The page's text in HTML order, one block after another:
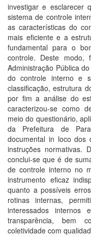
investigar e esclarecer
sistema de controle
as características do
mais eficiente e a
fundamental para o
controle. Deste modo,
Administração Pública
do controle interno e
classificação, estrutura
por fim a análise do
caracterizou-se como
meio do questionário,
da Prefeitura de
documental in loco dos
instruções normativas.
conclui-se que é de
de controle interno no
instrumento eficaz
quanto a possíveis
rotinas internas,
interessados
transparência, bem
coletividade com